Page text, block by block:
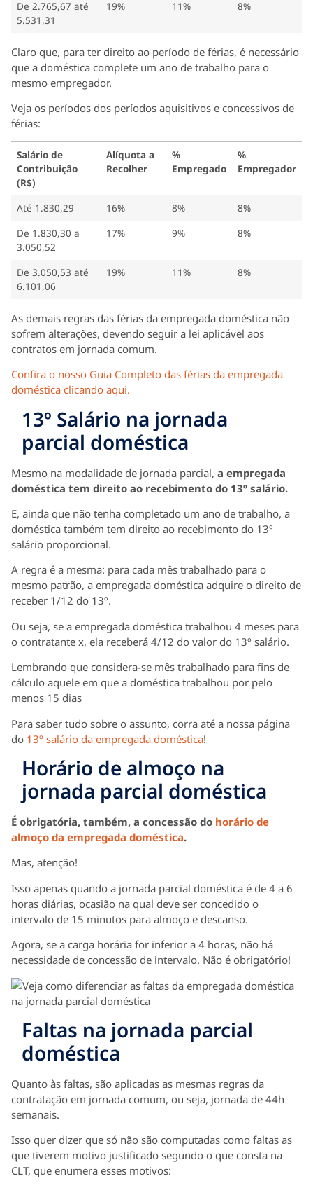
De 2.765,67 até
5.531,31
19% 11% 8%
Claro que, para ter direito ao período de férias, é necessário
que a doméstica complete um ano de trabalho para o
mesmo empregador.
Veja os períodos dos períodos aquisitivos e concessivos de
férias:
Salário de
Contribuição
(R$)
Alíquota a
Recolher
%
Empregado
%
Empregador
Até 1.830,29 16% 8%
8%
De 1.830,30 a
3.050,52
17% 9% 8%
De 3.050,53 até
6.101,06
19% 11% 8%
As demais regras das férias da empregada doméstica não
sofrem alterações, devendo seguir a lei aplicável aos
contratos em jornada comum.
Confira o nosso Guia Completo das férias da empregada
doméstica clicando aqui.
13º Salário na jornada
parcial doméstica
Mesmo na modalidade de jornada parcial, a empregada
doméstica tem direito ao recebimento do 13º salário.
E, ainda que não tenha completado um ano de trabalho, a
doméstica também tem direito ao recebimento do 13º
salário proporcional.
A regra é a mesma: para cada mês trabalhado para o
mesmo patrão, a empregada doméstica adquire o direito de
receber 1/12 do 13º.
Ou seja, se a empregada doméstica trabalhou 4 meses para
o contratante x, ela receberá 4/12 do valor do 13º salário.
Lembrando que considera-se mês trabalhado para fins de
cálculo aquele em que a doméstica trabalhou por pelo
menos 15 dias
Para saber tudo sobre o assunto, corra até a nossa página
do 13º salário da empregada doméstica!
Horário de almoço na
jornada parcial doméstica
É obrigatória, também, a concessão do horário de
almoço da empregada doméstica.
Mas, atenção!
Isso apenas quando a jornada parcial doméstica é de 4 a 6
horas diárias, ocasião na qual deve ser concedido o
intervalo de 15 minutos para almoço e descanso.
Agora, se a carga horária for inferior a 4 horas, não há
necessidade de concessão de intervalo. Não é obrigatório!
Faltas na jornada parcial
doméstica
Quanto às faltas, são aplicadas as mesmas regras da
contratação em jornada comum, ou seja, jornada de 44h
semanais.
Isso quer dizer que só não são computadas como faltas as
que tiverem motivo justificado segundo o que consta na
CLT, que enumera esses motivos: